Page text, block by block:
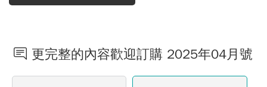
更完整的內容歡迎訂購 2025年04月號